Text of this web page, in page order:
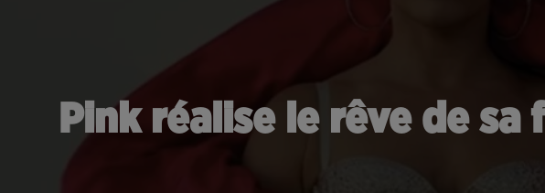
Pink réalise le rêve de